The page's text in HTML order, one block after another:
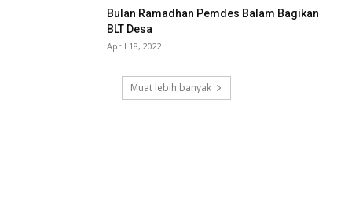
Bulan Ramadhan Pemdes Balam Bagikan
BLT Desa
April 18, 2022
Muat lebih banyak